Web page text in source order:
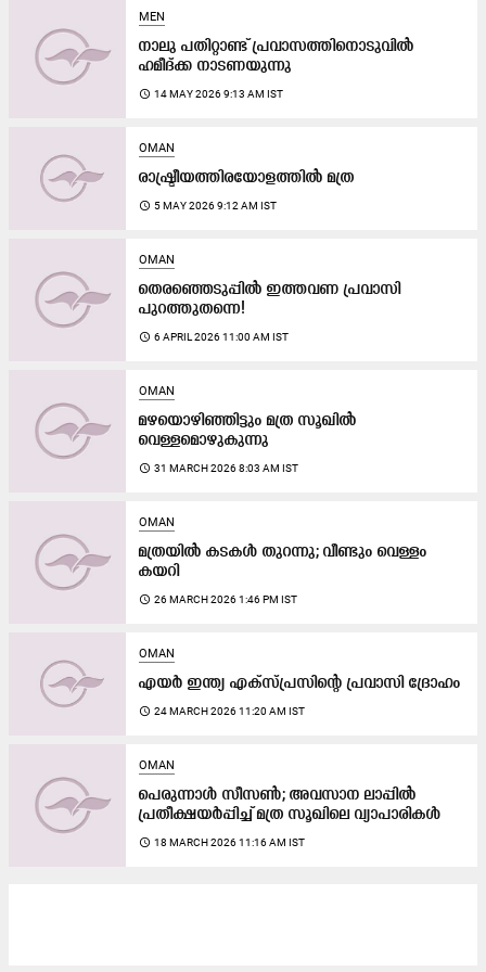
MEN
നാലു പതിറ്റാണ്ട് പ്രവാസത്തിനൊടുവിൽ
ഹമീദ്ക്ക നാടണയുന്നു
access_time 14 MAY 2026 9:13 AM IST
OMAN
രാഷ്ട്രീയത്തിരയോളത്തിൽ മത്ര
access_time 5 MAY 2026 9:12 AM IST
OMAN
തെരഞ്ഞെടുപ്പിൽ ഇത്തവണ പ്രവാസി
പുറത്തുതന്നെ!
access_time 6 APRIL 2026 11:00 AM IST
OMAN
മഴയൊഴിഞ്ഞിട്ടും മത്ര സൂഖിൽ
വെള്ളമൊഴുകുന്നു
access_time 31 MARCH 2026 8:03 AM IST
OMAN
മത്രയിൽ കടകൾ തുറന്നു; വീണ്ടും വെള്ളം
കയറി
access_time 26 MARCH 2026 1:46 PM IST
OMAN
എയർ ഇന്ത്യ എക്സ്പ്രസിന്റെ പ്രവാസി ദ്രോഹം
access_time 24 MARCH 2026 11:20 AM IST
OMAN
പെരുന്നാൾ സീസണ്‍; അവസാന ലാപ്പിൽ ​
പ്രതീക്ഷയർപ്പിച്ച് മത്ര സൂഖിലെ വ്യാപാരികൾ
access_time 18 MARCH 2026 11:16 AM IST